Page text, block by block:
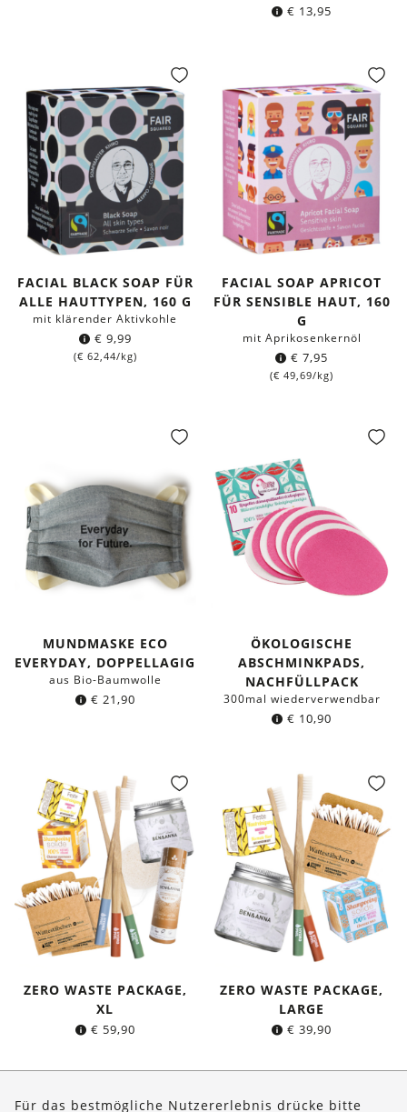
€ 13,95
FACIAL BLACK SOAP FÜR
ALLE HAUTTYPEN, 160 G
mit klärender Aktivkohle
€ 9,99
(€ 62,44/kg)
FACIAL SOAP APRICOT
FÜR SENSIBLE HAUT, 160
G
mit Aprikosenkernöl
€ 7,95
(€ 49,69/kg)
MUNDMASKE ECO
EVERYDAY, DOPPELLAGIG
aus Bio-Baumwolle
€ 21,90
ÖKOLOGISCHE
ABSCHMINKPADS,
NACHFÜLLPACK
300mal wiederverwendbar
€ 10,90
ZERO WASTE PACKAGE,
XL
€ 59,90
ZERO WASTE PACKAGE,
LARGE
€ 39,90
Für das bestmögliche Nutzererlebnis drücke bitte